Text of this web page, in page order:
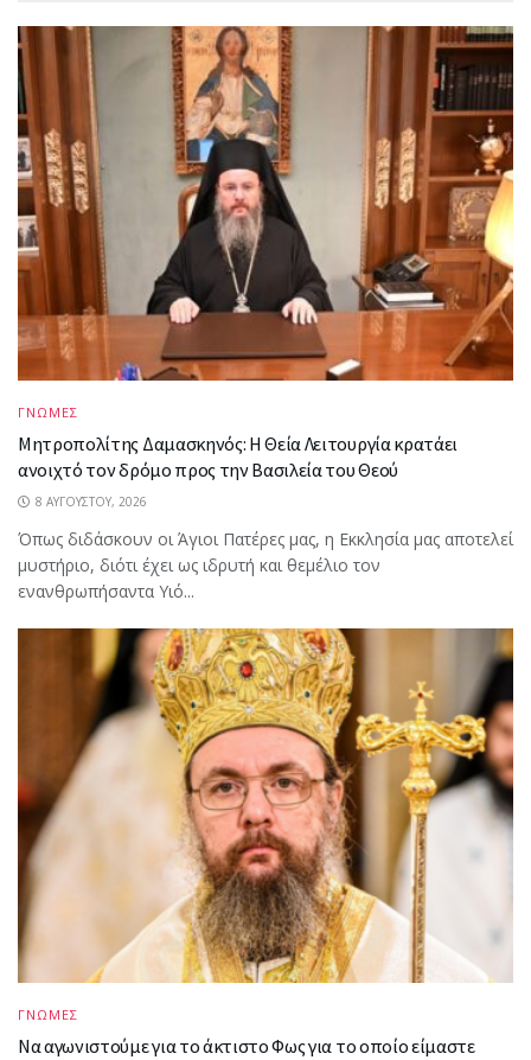
ΓΝΩΜΕΣ
Μητροπολίτης Δαμασκηνός: Η Θεία Λειτουργία κρατάει
ανοιχτό τον δρόμο προς την Βασιλεία του Θεού
8 ΑΥΓΟΎΣΤΟΥ, 2026
Όπως διδάσκουν οι Άγιοι Πατέρες μας, η Εκκλησία μας αποτελεί
μυστήριο, διότι έχει ως ιδρυτή και θεμέλιο τον
ενανθρωπήσαντα Υιό...
ΓΝΩΜΕΣ
Να αγωνιστούμε για το άκτιστο Φως για το οποίο είμαστε